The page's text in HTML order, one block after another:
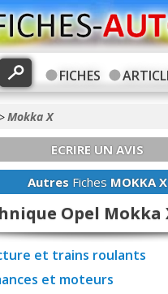
FICHES
Mokka X
ECRIRE UN AVIS
Autres Fiches MOKKA X
Opel Mokka
et trains roulants
et moteurs